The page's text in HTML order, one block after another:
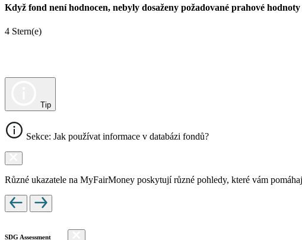
Když fond není hodnocen, nebyly dosaženy požadované prahové
4 Stern(e)
Tip
Sekce: Jak používat informace v databázi fondů?
Různé ukazatele na MyFairMoney poskytují různé pohledy, které vám
SDG Assessment